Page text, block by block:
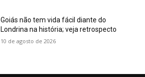
Goiás não tem vida fácil diante do
Londrina na história; veja retrospecto
10 de agosto de 2026